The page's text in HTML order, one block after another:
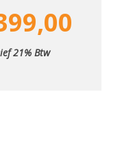
21% Btw